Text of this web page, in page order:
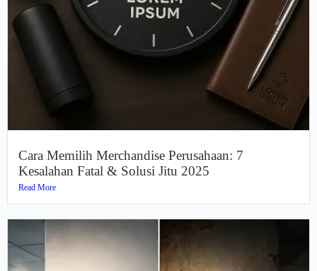
Cara Memilih Merchandise Perusahaan: 7
Kesalahan Fatal & Solusi Jitu 2025
Read More